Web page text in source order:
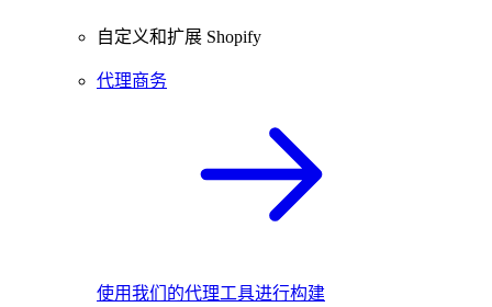
自定义和扩展 Shopify
代理商务
使用我们的代理工具进行构建